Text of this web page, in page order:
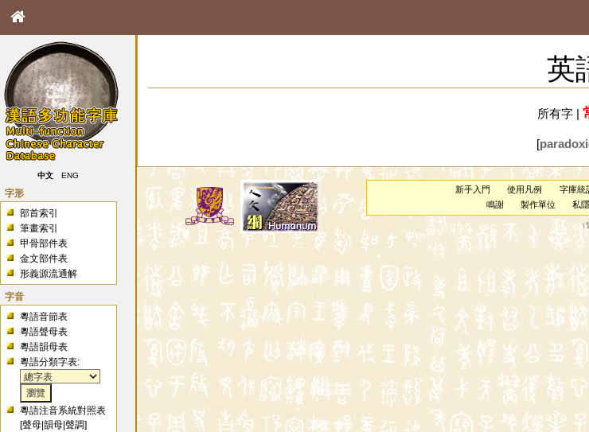
中文 ENG
字形
部首索引
筆畫索引
甲骨部件表
金文部件表
形義源流通解
字音
粵語音節表
粵語聲母表
粵語韻母表
粵語分類字表:
粵語注音系統對照表
[聲母 |韻母 |聲調]
英
所有字|
[
新手入門 使用凡例 字庫統
鳴謝
製作單位 私
（